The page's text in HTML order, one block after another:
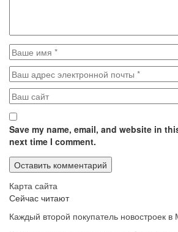
Save my name, email, and website in
next time I comment.
Карта сайта
Сейчас читают
Каждый второй покупатель новостроек